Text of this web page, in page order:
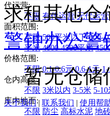
代运营:
不限 有代运营 无代运营
面积范围:
不限 500平米以下 500-
平米 4000-4500平米
价格范围:
不限 0.1-0.6元 0.6-1元
仓内高度:
不限 3米以内 3-5米 5-
库内地面:
不限 防尘 高标水泥 地
求租其他仓
警钟办公警
暂无仓储
关于我们| 联系我们 | 使用帮